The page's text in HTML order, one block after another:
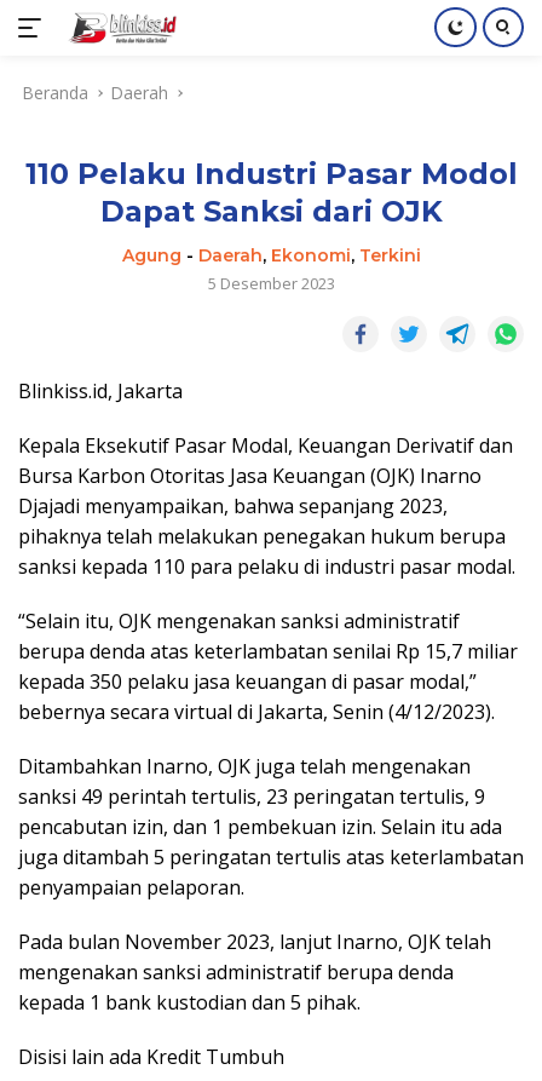
Beranda Daerah
110 Pelaku Industri Pasar Modol
Dapat Sanksi dari OJK
Agung - Daerah, Ekonomi, Terkini
5 Desember 2023
Blinkiss.id, Jakarta
Kepala Eksekutif Pasar Modal, Keuangan Derivatif dan
Bursa Karbon Otoritas Jasa Keuangan (OJK) Inarno
Djajadi menyampaikan, bahwa sepanjang 2023,
pihaknya telah melakukan penegakan hukum berupa
sanksi kepada 110 para pelaku di industri pasar modal.
“Selain itu, OJK mengenakan sanksi administratif
berupa denda atas keterlambatan senilai Rp 15,7 miliar
kepada 350 pelaku jasa keuangan di pasar modal,”
bebernya secara virtual di Jakarta, Senin (4/12/2023).
Ditambahkan Inarno, OJK juga telah mengenakan
sanksi 49 perintah tertulis, 23 peringatan tertulis, 9
pencabutan izin, dan 1 pembekuan izin. Selain itu ada
juga ditambah 5 peringatan tertulis atas keterlambatan
penyampaian pelaporan.
Pada bulan November 2023, lanjut Inarno, OJK telah
mengenakan sanksi administratif berupa denda
kepada 1 bank kustodian dan 5 pihak.
Disisi lain ada Kredit Tumbuh